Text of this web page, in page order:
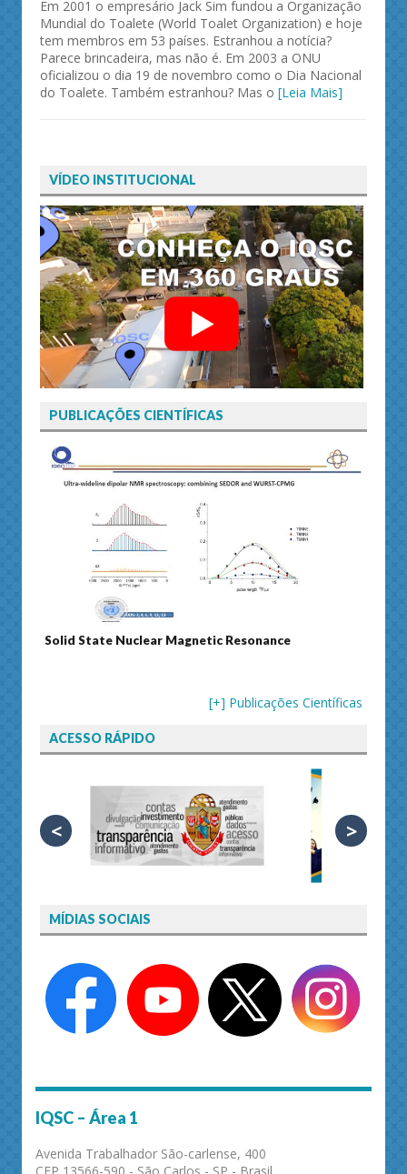
Em 2001 o empresário Jack Sim fundou a Organização
Mundial do Toalete (World Toalet Organization) e hoje
tem membros em 53 países. Estranhou a notícia?
Parece brincadeira, mas não é. Em 2003 a ONU
oficializou o dia 19 de novembro como o Dia Nacional
do Toalete. Também estranhou? Mas o [Leia Mais]
VÍDEO INSTITUCIONAL
PUBLICAÇÕES CIENTÍFICAS
Resonance Journal of Separation Science
[+] Publicações Científicas
ACESSO RÁPIDO
< >
MÍDIAS SOCIAIS
IQSC – Área 1
Avenida Trabalhador São-carlense, 400